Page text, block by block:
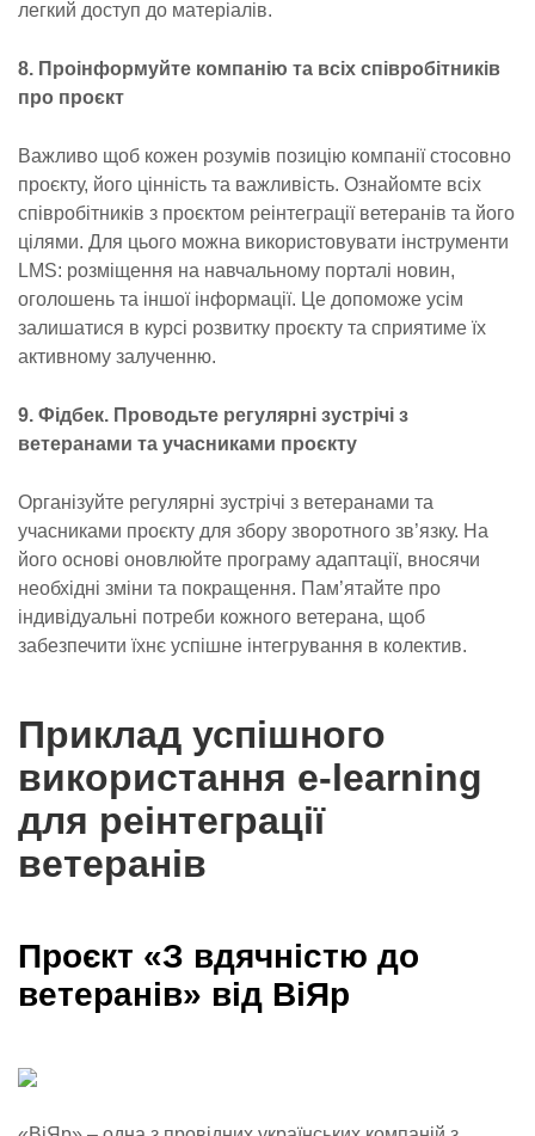
легкий доступ до матеріалів.
8. Проінформуйте компанію та всіх співробітників
про проєкт
Важливо щоб кожен розумів позицію компанії стосовно
проєкту, його цінність та важливість. Ознайомте всіх
співробітників з проєктом реінтеграції ветеранів та його
цілями. Для цього можна використовувати інструменти
LMS: розміщення на навчальному порталі новин,
оголошень та іншої інформації. Це допоможе усім
залишатися в курсі розвитку проєкту та сприятиме їх
активному залученню.
9. Фідбек. Проводьте регулярні зустрічі з
ветеранами та учасниками проєкту
Організуйте регулярні зустрічі з ветеранами та
учасниками проєкту для збору зворотного зв’язку. На
його основі оновлюйте програму адаптації, вносячи
необхідні зміни та покращення. Пам’ятайте про
індивідуальні потреби кожного ветерана, щоб
забезпечити їхнє успішне інтегрування в колектив.
Приклад успішного
використання e-learning
для реінтеграції
ветеранів
Проєкт «З вдячністю до
ветеранів» від ВіЯр